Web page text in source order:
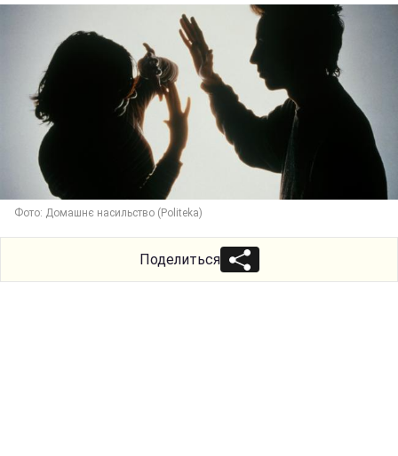
Фото: Домашнє насильство (Politeka)
Поделиться